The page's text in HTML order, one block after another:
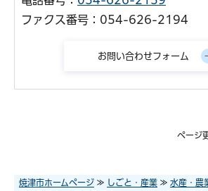
ファクス番号：054-626-2194
ページ
焼津市ホームページ ≫ しごと・産業 ≫ 水産・農